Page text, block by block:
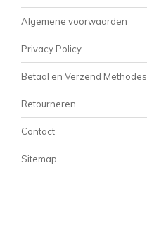
Algemene voorwaarden
Privacy Policy
Betaal en Verzend Methodes
Retourneren
Contact
Sitemap